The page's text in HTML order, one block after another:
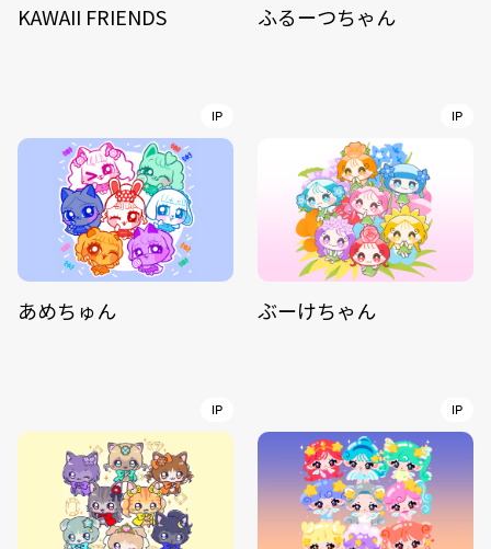
KAWAII FRIENDS ふるーつちゃん
IP
あめちゅん
IP
ぶーけちゃん
IP IP